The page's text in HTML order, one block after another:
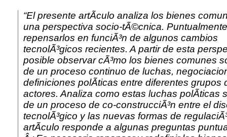
“El presente artÃ­culo analiza los bienes
una perspectiva socio-tÃ©cnica.
repensarlos en funciÃ³n de algunos cambios
tecnolÃ³gicos recientes. A partir de esta
posible observar cÃ³mo los bienes comunes
de un proceso continuo de luchas,
definiciones polÃ­ticas entre diferentes grupos
actores. Analiza como estas luchas polÃ­ticas
de un proceso de co-construcciÃ³n entre el
tecnolÃ³gico y las nuevas formas de
artÃ­culo responde a algunas preguntas